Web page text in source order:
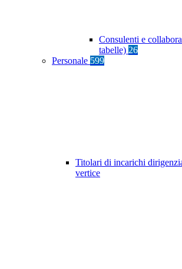
Consulenti e
tabelle) 26
Personale 599
Titolari di incarichi
vertice